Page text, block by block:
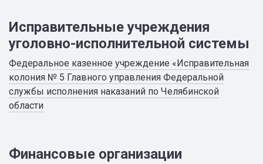
Исправительные учреждения
уголовно-исполнительной системы
Федеральное казенное учреждение «Исправительная
колония № 5 Главного управления Федеральной
службы исполнения наказаний по Челябинской
области
Финансовые организации